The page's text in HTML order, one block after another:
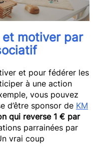
et motiver par
et pour fédérer les
à une action
vous pouvez
d’être sponsor de KM
qui reverse 1 € par
parrainées par
vrai coup